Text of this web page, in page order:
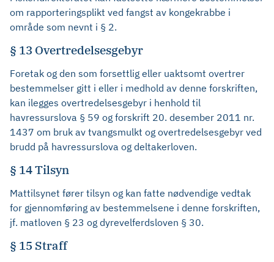
om rapporteringsplikt ved fangst av kongekrabbe i
område som nevnt i § 2.
§ 13 Overtredelsesgebyr
Foretak og den som forsettlig eller uaktsomt overtrer
bestemmelser gitt i eller i medhold av denne forskriften,
kan ilegges overtredelsesgebyr i henhold til
havressurslova § 59 og forskrift 20. desember 2011 nr.
1437 om bruk av tvangsmulkt og overtredelsesgebyr ved
brudd på havressurslova og deltakerloven.
§ 14 Tilsyn
Mattilsynet fører tilsyn og kan fatte nødvendige vedtak
for gjennomføring av bestemmelsene i denne forskriften,
jf. matloven § 23 og dyrevelferdsloven § 30.
§ 15 Straff